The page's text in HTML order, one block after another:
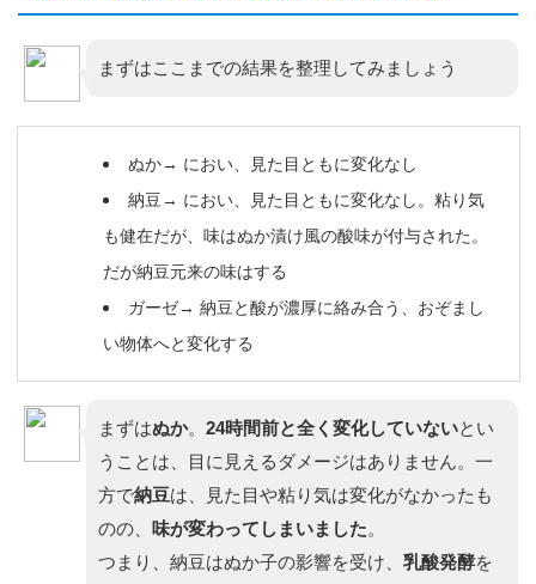
まずはここまでの結果を整理してみましょう
ぬか→ におい、見た目ともに変化なし
納豆→ におい、見た目ともに変化なし。粘り気
も健在だが、味はぬか漬け風の酸味が付与された。
だが納豆元来の味はする
ガーゼ→ 納豆と酸が濃厚に絡み合う、おぞまし
い物体へと変化する
まずはぬか。 24時間前と全く変化していないとい
うことは、目に見えるダメージはありません。一
方で納豆は、見た目や粘り気は変化がなかったも
のの、 味が変わってしまいました。
つまり、納豆はぬか子の影響を受け、 乳酸発酵を